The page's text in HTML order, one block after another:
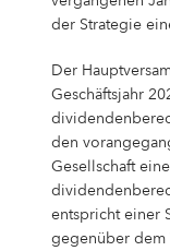
der Strategie
Der
Geschäftsjahr
den
Gesellschaft
entspricht einer
gegenüber dem